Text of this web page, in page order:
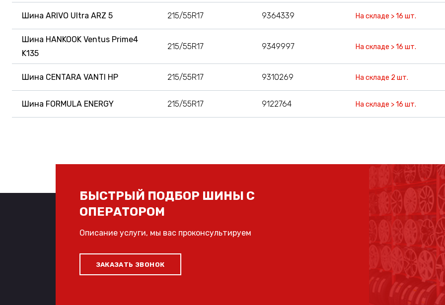
Шина ARIVO Ultra ARZ 5 215/55R17 9364339 На складе > 16 шт.
Шина HANKOOK Ventus Prime4
K135
215/55R17 9349997 На складе > 16 шт.
Шина CENTARA VANTI HP 215/55R17 9310269 На складе 2 шт.
Шина FORMULA ENERGY 215/55R17 9122764 На складе > 16 шт.
БЫСТРЫЙ ПОДБОР ШИНЫ С
ОПЕРАТОРОМ
Описание услуги, мы вас проконсультируем
ЗАКАЗАТЬ ЗВОНОК